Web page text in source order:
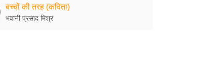
बच्चों की तरह (कविता)
भवानी प्रसाद मिश्र